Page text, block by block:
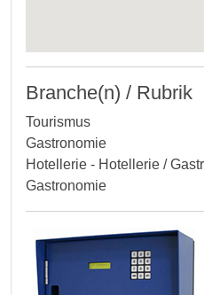
Branche(n) / Rubrik
Tourismus
Gastronomie
Hotellerie - Hotellerie /
Gastronomie